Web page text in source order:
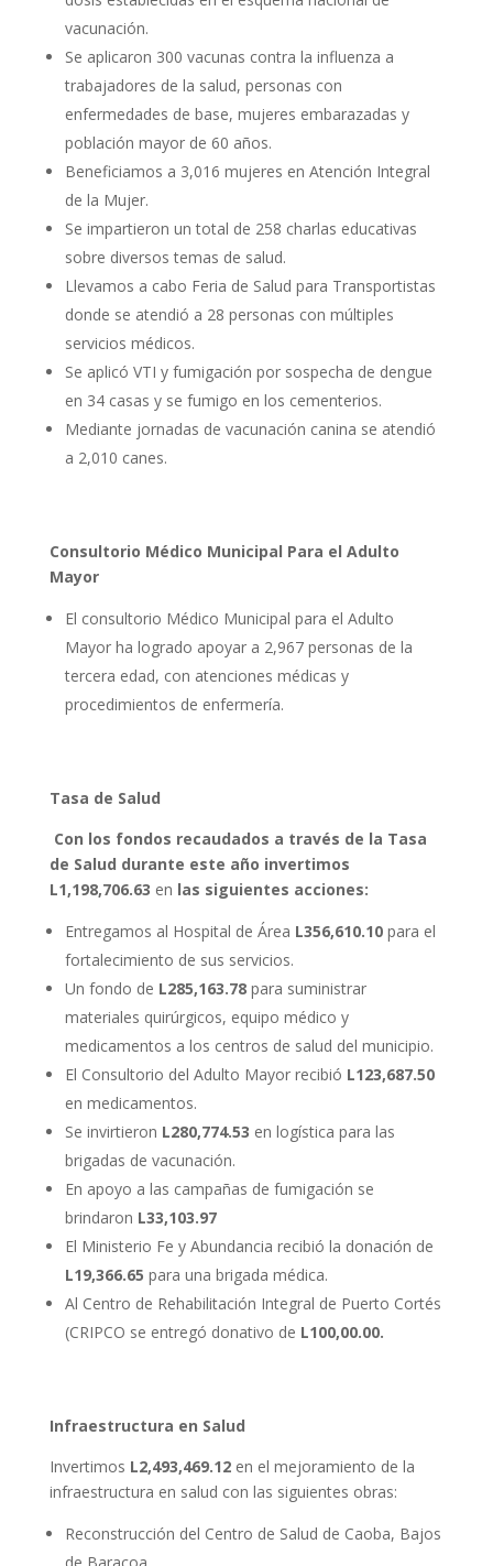
vacunación.
Se aplicaron 300 vacunas contra la influenza a
trabajadores de la salud, personas con
enfermedades de base, mujeres embarazadas y
población mayor de 60 años.
Beneficiamos a 3,016 mujeres en Atención Integral
de la Mujer.
Se impartieron un total de 258 charlas educativas
sobre diversos temas de salud.
Llevamos a cabo Feria de Salud para Transportistas
donde se atendió a 28 personas con múltiples
servicios médicos.
Se aplicó VTI y fumigación por sospecha de dengue
en 34 casas y se fumigo en los cementerios.
Mediante jornadas de vacunación canina se atendió
a 2,010 canes.
Consultorio Médico Municipal Para el Adulto
Mayor
El consultorio Médico Municipal para el Adulto
Mayor ha logrado apoyar a 2,967 personas de la
tercera edad, con atenciones médicas y
procedimientos de enfermería.
Tasa de Salud
Con los fondos recaudados a través de la Tasa
de Salud durante este año invertimos
L1,198,706.63 en las siguientes acciones:
Entregamos al Hospital de Área L356,610.10 para el
fortalecimiento de sus servicios.
Un fondo de L285,163.78para suministrar
materiales quirúrgicos, equipo médico y
medicamentos a los centros de salud del municipio.
El Consultorio del Adulto Mayor recibió L123,687.50
en medicamentos.
Se invirtieron L280,774.53 en logística para las
brigadas de vacunación.
En apoyo a las campañas de fumigación se
brindaron L33,103.97
El Ministerio Fe y Abundancia recibió la donación de
L19,366.65 para una brigada médica.
Al Centro de Rehabilitación Integral de Puerto Cortés
(CRIPCO se entregó donativo de L100,00.00.
Infraestructura en Salud
Invertimos L2,493,469.12en el mejoramiento de la
infraestructura en salud con las siguientes obras:
Reconstrucción del Centro de Salud de Caoba, Bajos